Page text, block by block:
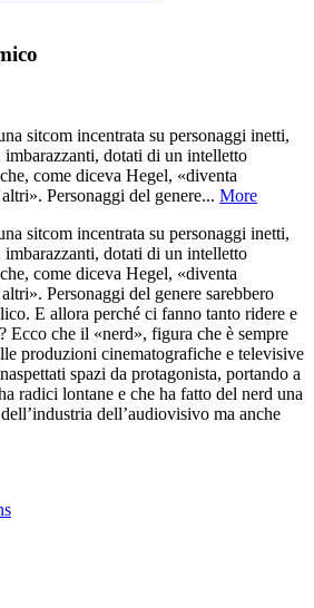
sitcom incentrata su personaggi inetti,
dotati di un intelletto
come diceva Hegel, «diventa
Personaggi del genere... More
sitcom incentrata su personaggi inetti,
dotati di un intelletto
come diceva Hegel, «diventa
Personaggi del genere sarebbero
E allora perché ci fanno tanto ridere e
Ecco che il «nerd», figura che è sempre
produzioni cinematografiche e televisive
spazi da protagonista, portando a
radici lontane e che ha fatto del nerd una
dell’audiovisivo ma anche